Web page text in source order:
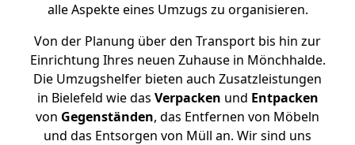
alle Aspekte eines Umzugs zu organisieren.
Von der Planung über den Transport bis hin zur
Einrichtung Ihres neuen Zuhause in Mönchhalde.
Die Umzugshelfer bieten auch Zusatzleistungen
in Bielefeld wie das Verpacken und Entpacken
von Gegenständen, das Entfernen von Möbeln
und das Entsorgen von Müll an. Wir sind uns